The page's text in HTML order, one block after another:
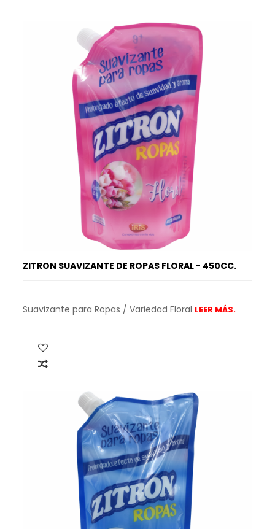
ZITRON SUAVIZANTE DE ROPAS FLORAL - 450CC.
Suavizante para Ropas / Variedad Floral LEER MÁS.